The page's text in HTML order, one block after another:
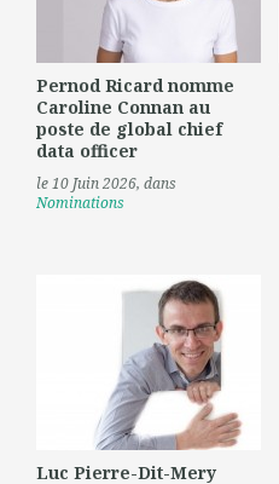
Pernod Ricard nomme
Caroline Connan au
poste de global chief
data officer
le 10 Juin 2026, dans
Nominations
Luc Pierre-Dit-Mery